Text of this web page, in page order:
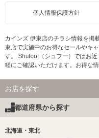
個人情報保護方針
カインズ 伊東店のチラシ情報を掲
東店で実施中のお得なセールやキ
す。 Shufoo!（シュフー）ではお
軽にご確認いただけます。お得な
お店を探す
都道府県から探す
北海道・東北